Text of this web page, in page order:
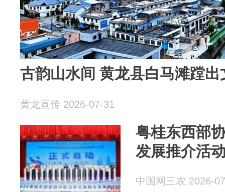
古韵山水间 黄龙县白马滩蹚出
黄龙宣传 2026-07-31
粤桂东西部
发展推介活
中国网三农 2026-